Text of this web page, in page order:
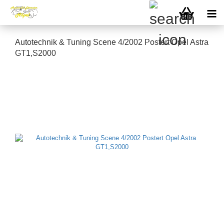
Autotechnik & Tuning Scene 4/2002 Postert Opel Astra
GT1,S2000